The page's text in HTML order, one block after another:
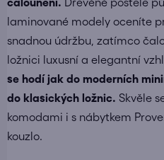
laminované modely oceníte
snadnou údržbu, zatímco
ložnici luxusní a elegantní
se hodí jak do moderních
do klasických ložnic. Skvěle
komodami i s nábytkem
kouzlo.